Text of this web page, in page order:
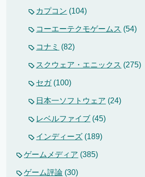
カプコン (104)
コーエーテクモゲームス (54)
コナミ (82)
スクウェア・エニックス (275)
セガ(100)
日本一ソフトウェア (24)
レベルファイブ (45)
インディーズ (189)
ゲームメディア (385)
ゲーム評論 (30)